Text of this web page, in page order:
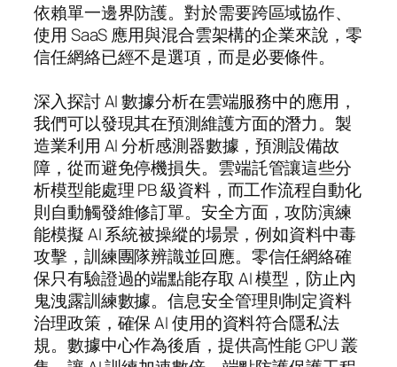
依賴單一邊界防護。對於需要跨區域協作、
使用 SaaS 應用與混合雲架構的企業來說，零
信任網絡已經不是選項，而是必要條件。
深入探討 AI 數據分析在雲端服務中的應用，
我們可以發現其在預測維護方面的潛力。製
造業利用 AI 分析感測器數據，預測設備故
障，從而避免停機損失。雲端託管讓這些分
析模型能處理 PB 級資料，而工作流程自動化
則自動觸發維修訂單。安全方面，攻防演練
能模擬 AI 系統被操縱的場景，例如資料中毒
攻擊，訓練團隊辨識並回應。零信任網絡確
保只有驗證過的端點能存取 AI 模型，防止內
鬼洩露訓練數據。信息安全管理則制定資料
治理政策，確保 AI 使用的資料符合隱私法
規。數據中心作為後盾，提供高性能 GPU 叢